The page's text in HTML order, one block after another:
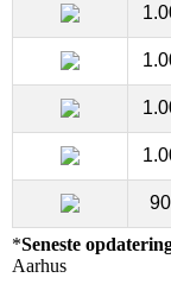
*Seneste
Aarhus